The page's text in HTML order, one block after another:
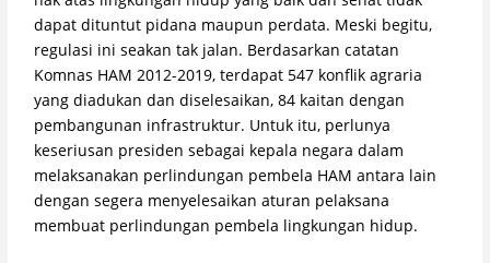
dapat dituntut pidana maupun perdata. Meski begitu,
regulasi ini seakan tak jalan. Berdasarkan catatan
Komnas HAM 2012-2019, terdapat 547 konflik agraria
yang diadukan dan diselesaikan, 84 kaitan dengan
pembangunan infrastruktur. Untuk itu, perlunya
keseriusan presiden sebagai kepala negara dalam
melaksanakan perlindungan pembela HAM antara lain
dengan segera menyelesaikan aturan pelaksana
membuat perlindungan pembela lingkungan hidup.